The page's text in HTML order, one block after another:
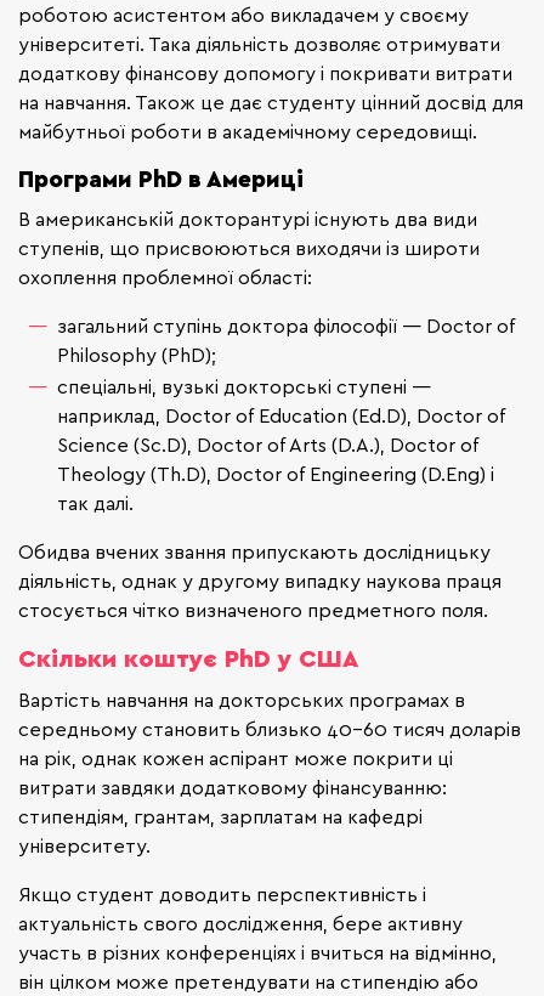
роботою асистентом або викладачем у своєму
університеті. Така діяльність дозволяє отримувати
додаткову фінансову допомогу і покривати витрати
на навчання. Також це дає студенту цінний досвід для
майбутньої роботи в академічному середовищі.
Програми PhD в Америці
В американській докторантурі існують два види
ступенів, що присвоюються виходячи із широти
охоплення проблемної області:
загальний ступінь доктора філософії — Doctor of
Philosophy (PhD);
спеціальні, вузькі докторські ступені —
наприклад, Doctor of Education (Ed.D), Doctor of
Science (Sc.D), Doctor of Arts (D.A.), Doctor of
Theology (Th.D), Doctor of Engineering (D.Eng) і
так далі.
Обидва вчених звання припускають дослідницьку
діяльність, однак у другому випадку наукова праця
стосується чітко визначеного предметного поля.
Скільки коштує PhD у США
Вартість навчання на докторських програмах в
середньому становить близько 40-60 тисяч доларів
на рік, однак кожен аспірант може покрити ці
витрати завдяки додатковому фінансуванню:
стипендіям, грантам, зарплатам на кафедрі
університету.
Якщо студент доводить перспективність і
актуальність свого дослідження, бере активну
участь в різних конференціях і вчиться на відмінно,
він цілком може претендувати на стипендію або